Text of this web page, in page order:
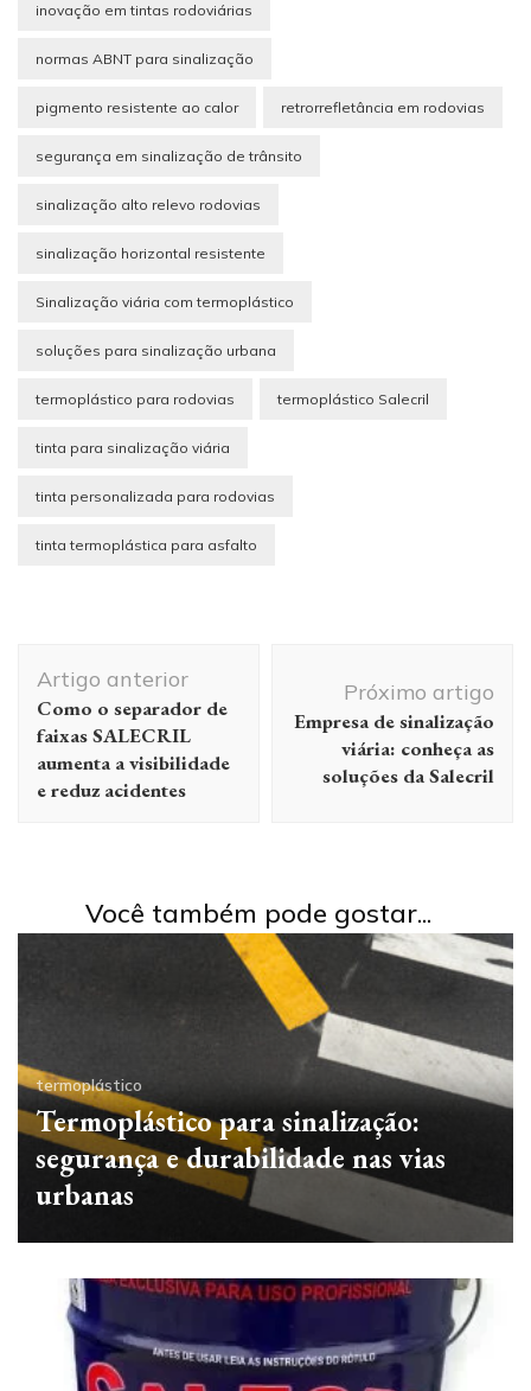
inovação em tintas rodoviárias
normas ABNT para sinalização
pigmento resistente ao calor retrorrefletância em rodovias
segurança em sinalização de trânsito
sinalização alto relevo rodovias
sinalização horizontal resistente
Sinalização viária com termoplástico
soluções para sinalização urbana
termoplástico para rodovias termoplástico Salecril
tinta para sinalização viária
tinta personalizada para rodovias
tinta termoplástica para asfalto
Artigo anterior
Como o separador de
faixas SALECRIL
aumenta a visibilidade
e reduz acidentes
Próximo artigo
Empresa de sinalização
viária: conheça as
soluções da Salecril
Você também pode gostar...
termoplástico
Termoplástico para sinalização:
segurança e durabilidade nas vias
urbanas